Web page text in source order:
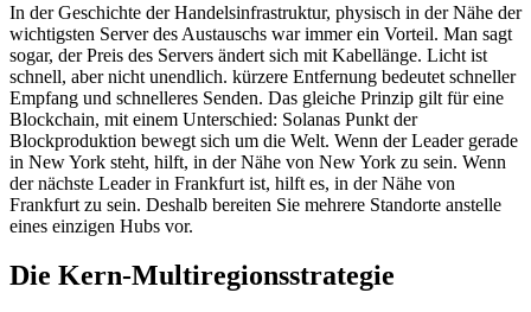
In der Geschichte der Handelsinfrastruktur, physisch in der Nähe der
wichtigsten Server des Austauschs war immer ein Vorteil. Man sagt
sogar, der Preis des Servers ändert sich mit Kabellänge. Licht ist
schnell, aber nicht unendlich. kürzere Entfernung bedeutet schneller
Empfang und schnelleres Senden. Das gleiche Prinzip gilt für eine
Blockchain, mit einem Unterschied: Solanas Punkt der
Blockproduktion bewegt sich um die Welt. Wenn der Leader gerade
in New York steht, hilft, in der Nähe von New York zu sein. Wenn
der nächste Leader in Frankfurt ist, hilft es, in der Nähe von
Frankfurt zu sein. Deshalb bereiten Sie mehrere Standorte anstelle
eines einzigen Hubs vor.
Die Kern-Multiregionsstrategie